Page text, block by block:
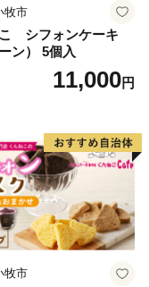
牧市
シフォンケーキ
ン） 5個入
11,000円
牧市